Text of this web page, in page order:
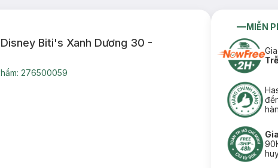
Biti's Xanh Dương 30 -
276500059
MIỄN